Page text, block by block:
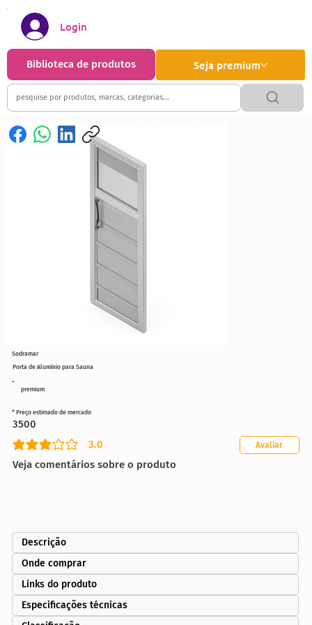
Seja premium
Biblioteca de produtos
Login
premium
Porta de Alumínio para Sauna
3.0
classificação média é 3 de 5
Veja comentários sobre o produto
Avaliar
* Preço estimado de mercado
3500
Sodramar
Descrição
Onde comprar
Links do produto
Especificações técnicas